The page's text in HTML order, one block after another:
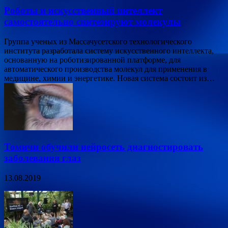
Роботы и искусственный интеллект
самостоятельно синтезируют молекулы
Группа ученых из Массачусетского технологического
института разработала систему искусственного интеллекта,
основанную на роботизированной платформе, для
автоматического производства молекул для применения в
медицине, химии и энергетике. Новая система состоит из…
Томичи обучили нейросеть диагностировать
заболевания глаз
13.08.2019